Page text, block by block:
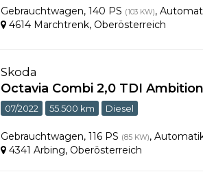
Gebrauchtwagen,140 PS (103 KW),
4614 Marchtrenk, Oberösterreich
Skoda
Octavia Combi 2,0 TDI
07/2022 55.500 km Diesel
Gebrauchtwagen,116 PS (85 KW),
4341 Arbing, Oberösterreich